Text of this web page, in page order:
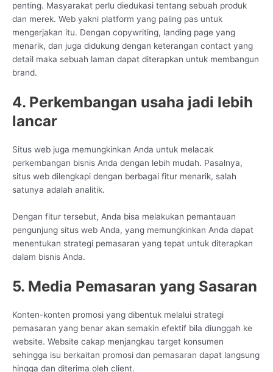
penting. Masyarakat perlu diedukasi tentang sebuah produk
dan merek. Web yakni platform yang paling pas untuk
mengerjakan itu. Dengan copywriting, landing page yang
menarik, dan juga didukung dengan keterangan contact yang
detail maka sebuah laman dapat diterapkan untuk membangun
brand.
4. Perkembangan usaha jadi lebih
lancar
Situs web juga memungkinkan Anda untuk melacak
perkembangan bisnis Anda dengan lebih mudah. Pasalnya,
situs web dilengkapi dengan berbagai fitur menarik, salah
satunya adalah analitik.
Dengan fitur tersebut, Anda bisa melakukan pemantauan
pengunjung situs web Anda, yang memungkinkan Anda dapat
menentukan strategi pemasaran yang tepat untuk diterapkan
dalam bisnis Anda.
5. Media Pemasaran yang Sasaran
Konten-konten promosi yang dibentuk melalui strategi
pemasaran yang benar akan semakin efektif bila diunggah ke
website. Website cakap menjangkau target konsumen
sehingga isu berkaitan promosi dan pemasaran dapat langsung
hingga dan diterima oleh client.